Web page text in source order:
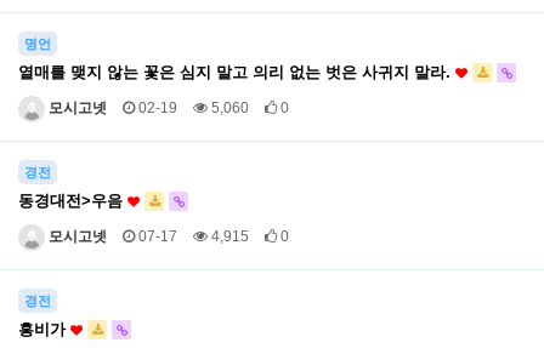
명언
열매를 맺지 않는 꽃은 심지 말고 의리 없는 벗은 사귀지 말라.
모시고넷 02-19 5,060 0
경전
동경대전>우음
모시고넷 07-17 4,915 0
경전
흥비가